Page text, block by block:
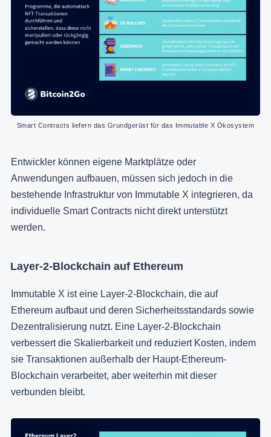
Smart Contracts liefern das Grundgerüst für das Immutable X Ökosystem
Entwickler können eigene Marktplätze oder
Anwendungen aufbauen, müssen sich jedoch in die
bestehende Infrastruktur von Immutable X integrieren, da
individuelle Smart Contracts nicht direkt unterstützt
werden.
Layer-2-Blockchain auf Ethereum
Immutable X ist eine Layer-2-Blockchain, die auf
Ethereum aufbaut und deren Sicherheitsstandards sowie
Dezentralisierung nutzt. Eine Layer-2-Blockchain
verbessert die Skalierbarkeit und reduziert Kosten, indem
sie Transaktionen außerhalb der Haupt-Ethereum-
Blockchain verarbeitet, aber weiterhin mit dieser
verbunden bleibt.